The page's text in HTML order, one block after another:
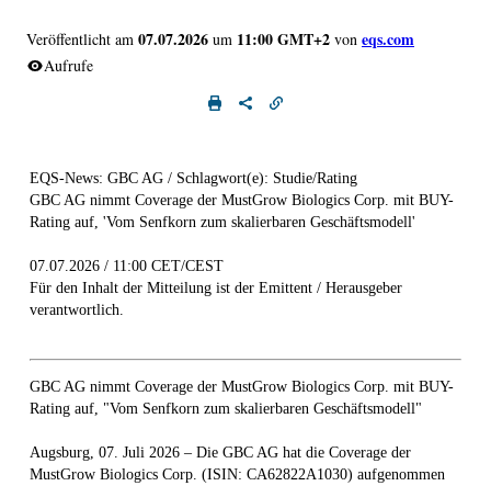
Veröffentlicht am 07.07.2026 um 11:00 GMT+2 von eqs.com
Aufrufe
EQS-News: GBC AG / Schlagwort(e): Studie/Rating
GBC AG nimmt Coverage der MustGrow Biologics Corp. mit BUY-
Rating auf, 'Vom Senfkorn zum skalierbaren Geschäftsmodell'
07.07.2026 / 11:00 CET/CEST
Für den Inhalt der Mitteilung ist der Emittent / Herausgeber
verantwortlich.
GBC AG nimmt Coverage der MustGrow Biologics Corp. mit BUY-
Rating auf, "Vom Senfkorn zum skalierbaren Geschäftsmodell"
Augsburg, 07. Juli 2026 – Die GBC AG hat die Coverage der
MustGrow Biologics Corp. (ISIN: CA62822A1030) aufgenommen